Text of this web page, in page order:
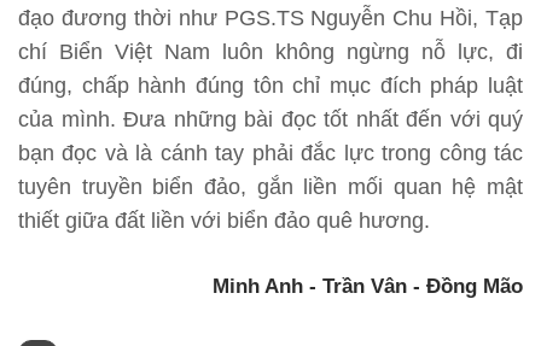
đạo đương thời như PGS.TS Nguyễn Chu Hồi, Tạp
chí Biển Việt Nam luôn không ngừng nỗ lực, đi
đúng, chấp hành đúng tôn chỉ mục đích pháp luật
của mình. Đưa những bài đọc tốt nhất đến với quý
bạn đọc và là cánh tay phải đắc lực trong công tác
tuyên truyền biển đảo, gắn liền mối quan hệ mật
thiết giữa đất liền với biển đảo quê hương.
Minh Anh - Trần Vân - Đồng Mão